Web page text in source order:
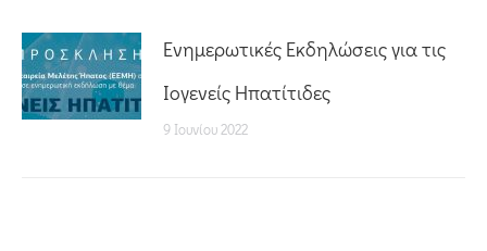
Ενημερωτικές Εκδηλώσεις για τις
Ιογενείς Ηπατίτιδες
9 Ιουνίου 2022